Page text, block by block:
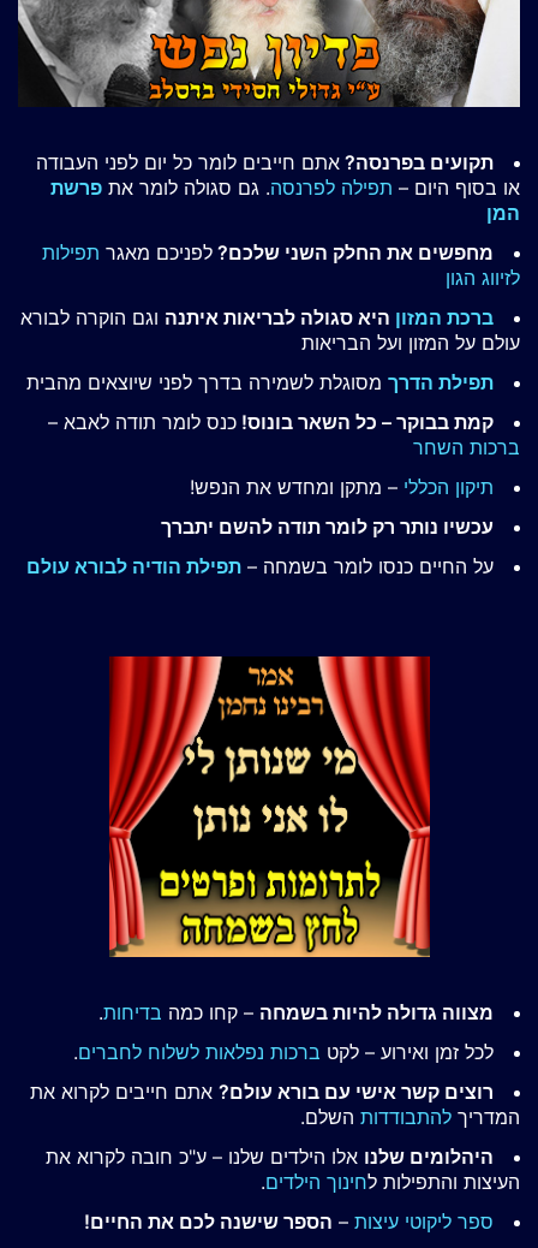
תקועים בפרנסה? אתם חייבים לומר כל יום לפני העבודה
או בסוף היום – תפילה לפרנסה. גם סגולה לומר את פרשת
המן
מחפשים את החלק השני שלכם? לפניכם מאגר תפילות
לזיווג הגון
ברכת המזון היא סגולה לבריאות איתנה וגם הוקרה לבורא
עולם על המזון ועל הבריאות
תפילת הדרך מסוגלת לשמירה בדרך לפני שיוצאים מהבית
קמת בבוקר – כל השאר בונוס! כנס לומר תודה לאבא –
ברכות השחר
תיקון הכללי – מתקן ומחדש את הנפש!
עכשיו נותר רק לומר תודה להשם יתברך
על החיים כנסו לומר בשמחה – תפילת הודיה לבורא עולם
מצווה גדולה להיות בשמחה – קחו כמה בדיחות.
לכל זמן ואירוע – לקט ברכות נפלאות לשלוח לחברים.
רוצים קשר אישי עם בורא עולם? אתם חייבים לקרוא את
המדריך להתבודדות השלם.
היהלומים שלנו אלו הילדים שלנו – ע"כ חובה לקרוא את
העיצות והתפילות לחינוך הילדים.
ספר ליקוטי עיצות – הספר שישנה לכם את החיים!